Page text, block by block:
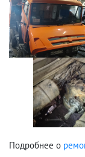
Подробнее о